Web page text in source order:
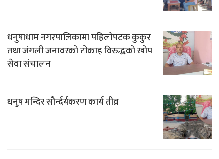
धनुषाधाम नगरपालिकामा पहिलोपटक कुकुर
तथा जंगली जनावरको टोकाइ विरुद्धको खोप
सेवा संचालन
धनुष मन्दिर सौर्न्दर्यकरण कार्य तीव्र